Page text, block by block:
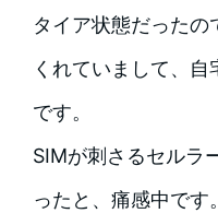
タイア状態だったの
くれていまして、
です。
SIMが刺さるセルラ
ったと、痛感中で